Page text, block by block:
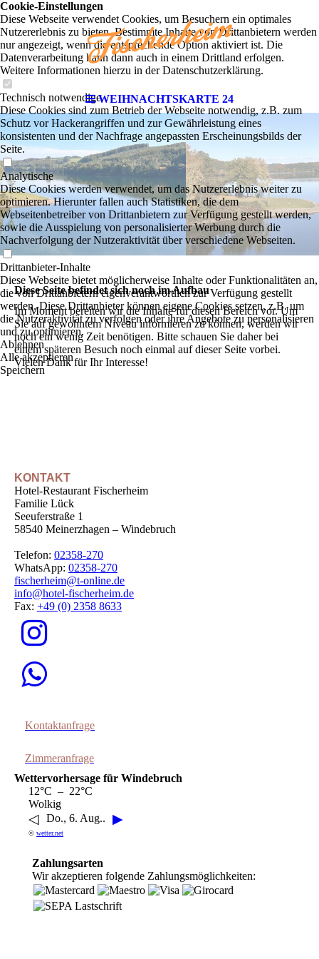
WEIHNACHTSKARTE 24
Diese Seite befindet sich noch im Aufbau
Im Moment bereiten wir die Inhalte für diesen Bereich vor. Um
Sie auf gewohntem Niveau informieren zu können, werden wir
noch ein wenig Zeit benötigen. Bitte schauen Sie daher bei
einem späteren Besuch noch einmal auf dieser Seite vorbei.
Vielen Dank für Ihr Interesse!
KONTAKT
Hotel-Restaurant Fischerheim
Familie Lück
Seeuferstraße 1
58540 Meinerzhagen – Windebruch
Telefon: 02358-270
WhatsApp: 02358-270
fischerheim@t-online.de
info@hotel-fischerheim.de
Fax: +49 (0) 2358 8633
Kontaktanfrage
Zimmeranfrage
Wettervorhersage für Windebruch
12°C – 22°C
Wolkig
◁ Do., 6. Aug.. ▶
© wetter.net
Zahlungsarten
Wir akzeptieren folgende Zahlungsmöglichkeiten:
Cookie-Einstellungen
Diese Webseite verwendet Cookies, um Besuchern ein optimales
Nutzererlebnis zu bieten. Bestimmte Inhalte von Drittanbietern werden
nur angezeigt, wenn die entsprechende Option aktiviert ist. Die
Datenverarbeitung kann dann auch in einem Drittland erfolgen.
Weitere Informationen hierzu in der Datenschutzerklärung.
Technisch notwendige
Diese Cookies sind zum Betrieb der Webseite notwendig, z.B. zum
Schutz vor Hackerangriffen und zur Gewährleistung eines
konsistenten und der Nachfrage angepassten Erscheinungsbilds der
Seite.
Analytische
Diese Cookies werden verwendet, um das Nutzererlebnis weiter zu
optimieren. Hierunter fallen auch Statistiken, die dem
Webseitenbetreiber von Drittanbietern zur Verfügung gestellt werden,
sowie die Ausspielung von personalisierter Werbung durch die
Nachverfolgung der Nutzeraktivität über verschiedene Webseiten.
Drittanbieter-Inhalte
Diese Webseite bietet möglicherweise Inhalte oder Funktionalitäten an,
die von Drittanbietern eigenverantwortlich zur Verfügung gestellt
werden. Diese Drittanbieter können eigene Cookies setzen, z.B. um
die Nutzeraktivität zu verfolgen oder ihre Angebote zu personalisieren
und zu optimieren.
Ablehnen
Alle akzeptieren
Speichern